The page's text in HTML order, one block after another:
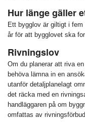
Hur länge gäller
Ett bygglov är giltigt i
år för att bygglovet ska
Rivningslov
Om du planerar att riva
behöva lämna in en
utanför detaljplanelagt
det räcka med en
handläggaren på om
omfattas av